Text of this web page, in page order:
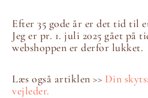
Efter 35 gode år er det tid til
Jeg er pr. 1. juli 2025 gået på
webshoppen er derfor lukket.
Læs også artiklen >> Din
vejleder.